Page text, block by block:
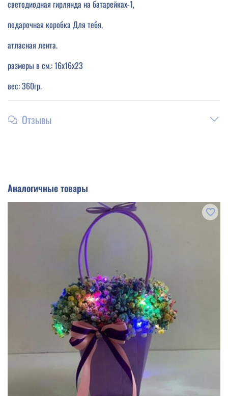
светодиодная гирлянда на батарейках-1,
подарочная коробка Для тебя,
атласная лента.
размеры в см.: 16х16х23
вес: 360гр.
Отзывы
Аналогичные товары